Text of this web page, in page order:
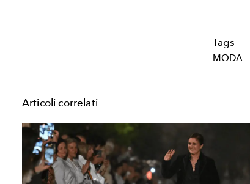
Tags
MODA
Articoli correlati